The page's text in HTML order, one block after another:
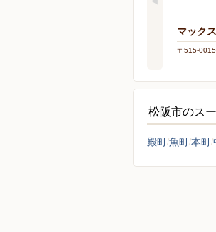
マック
〒515-
松阪市のス
殿町魚町本町